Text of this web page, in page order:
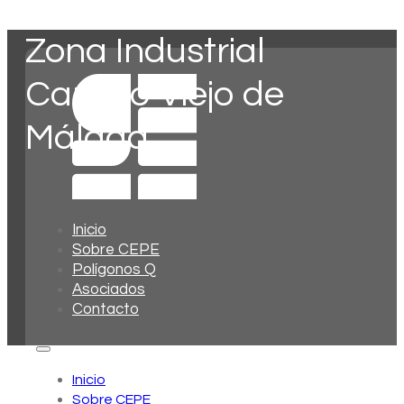
Inicio
Sobre CEPE
Polígonos Q
Asociados
Contacto
Inicio
Sobre CEPE
Zona Industrial
Camino Viejo de
Málaga